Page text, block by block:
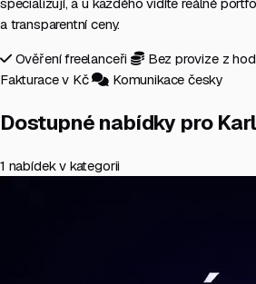
specializují, a u každého vidíte reálné
a transparentní ceny.
Ověření freelanceři
Bez provize z
Fakturace v Kč
Komunikace česky
Dostupné nabídky pro
1 nabídek v kategorii